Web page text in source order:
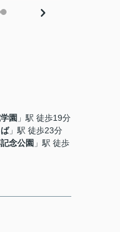
園 」駅 徒歩19分
」駅 徒歩23分
念公園 」駅 徒歩